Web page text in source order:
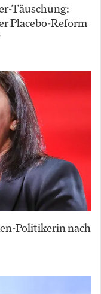
Täuschung:
Placebo-Reform
Politikerin nach